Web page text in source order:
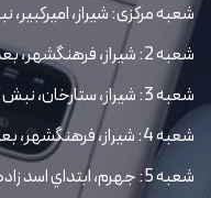
شعبه مرکزی: شیراز،
شعبه 2: شیراز، فرهنگشهر، بعد از کوچه 42
شعبه 3: شیراز، ستارخان، نبش کوچه پنجم
شعبه 4: شیراز، فرهنگشهر، بعد از کوچه 52
شعبه 5: جهرم، ابتداي اسد زاده، بلوار رهبري